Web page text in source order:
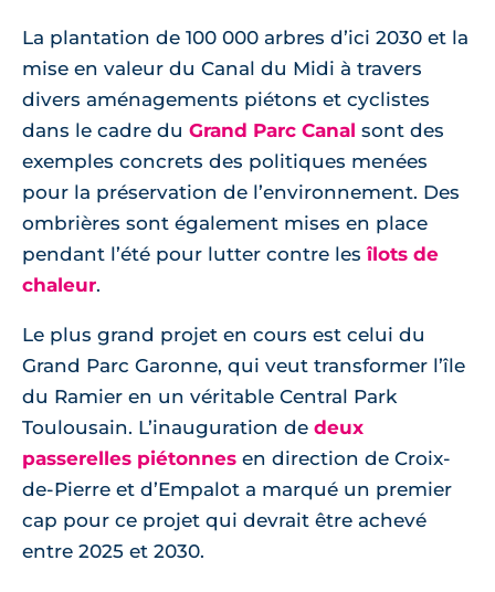
La plantation de 100 000 arbres d’ici 2030 et la
mise en valeur du Canal du Midi à travers
divers aménagements piétons et cyclistes
dans le cadre du Grand Parc Canal sont des
exemples concrets des politiques menées
pour la préservation de l’environnement. Des
ombrières sont également mises en place
pendant l’été pour lutter contre lesîlots de
chaleur.
Le plus grand projet en cours est celui du
Grand Parc Garonne, qui veut transformer l’île
du Ramier en un véritable Central Park
Toulousain. L’inauguration de deux
passerelles piétonnes en direction de Croix-
de-Pierre et d’Empalot a marqué un premier
cap pour ce projet qui devrait être achevé
entre 2025 et 2030.